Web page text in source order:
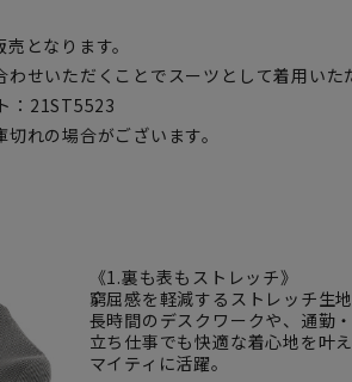
となります。
せいただくことでスーツとして着用いた
：21ST5523
れの場合がございます。
《1.裏も表もストレッチ》
窮屈感を軽減するストレッチ生地
長時間のデスクワークや、通勤
立ち仕事でも快適な着心地を叶
マイティに活躍。